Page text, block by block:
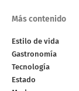
Más contenido
Estilo de vida
Gastronomía
Tecnología
Estado